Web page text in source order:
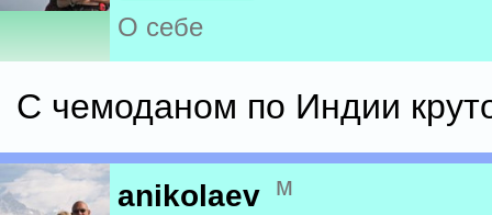
О себе
С чемоданом по Индии
anikolaev м